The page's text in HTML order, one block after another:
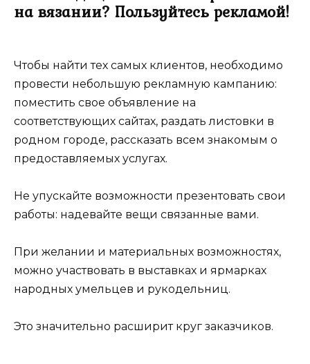
на вязании? Пользуйтесь рекламой!
Чтобы найти тех самых клиентов, необходимо
провести небольшую рекламную кампанию:
поместить свое объявление на
соответствующих сайтах, раздать листовки в
родном городе, рассказать всем знакомым о
предоставляемых услугах.
Не упускайте возможности презентовать свои
работы: надевайте вещи связанные вами.
При желании и материальных возможностях,
можно участвовать в выставках и ярмарках
народных умельцев и рукодельниц.
Это значительно расширит круг заказчиков.